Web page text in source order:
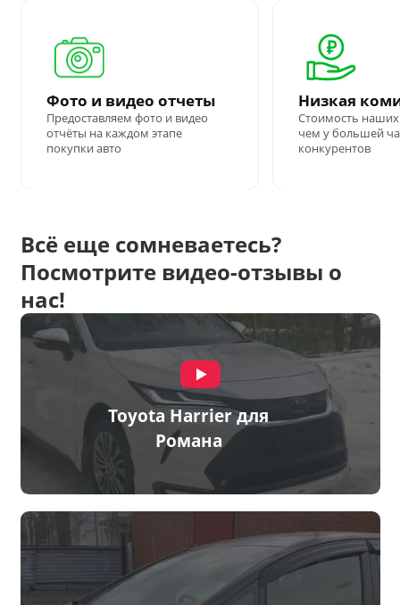
Фото и видео отчеты
Предоставляем фото и видео
отчёты на каждом этапе
покупки авто
Низкая
Стоимость наших
чем у большей
конкурентов
Всё еще сомневаетесь?
Посмотрите видео-отзывы о
нас!
Toyota Harrier для
Романа